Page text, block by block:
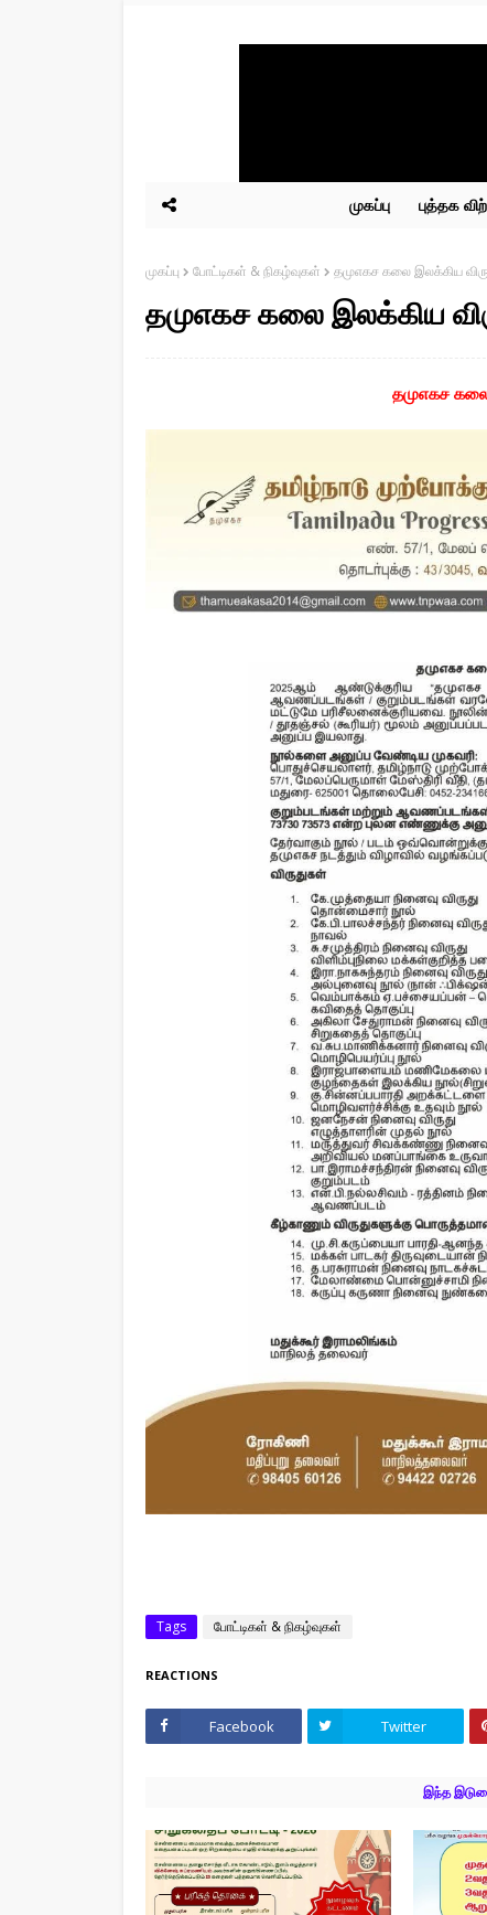
முகப்பு புத்தக
முகப்பு போட்டிகள் & நிகழ்வுகள் தமுஎகச கலை இலக்கிய
தமுஎகச கலை இலக்கிய
தமுஎகச
Tags போட்டிகள் & நிகழ்வுகள்
REACTIONS
Facebook Twitter
இந்த